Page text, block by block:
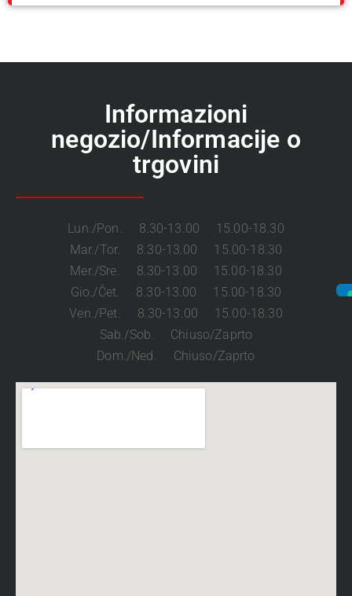
Informazioni
negozio/Informacije o
trgovini
Lun./Pon. 8.30-13.00 15.00-18.30
Mar./Tor. 8.30-13.00 15.00-18.30
Mer./Sre. 8.30-13.00 15.00-18.30
Gio./Čet. 8.30-13.00 15.00-18.30
Ven./Pet. 8.30-13.00 15.00-18.30
Sab./Sob. Chiuso/Zaprto
Dom./Ned. Chiuso/Zaprto